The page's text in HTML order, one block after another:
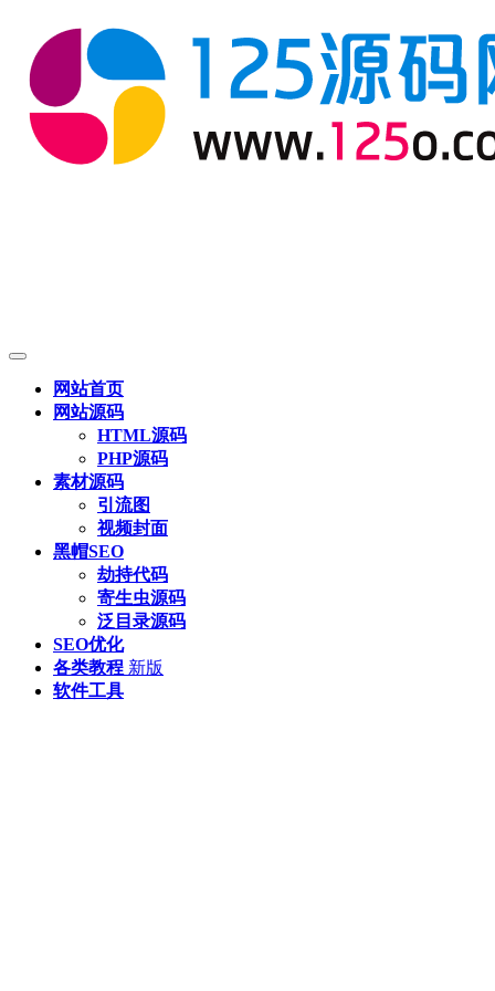
网站首页
网站源码
HTML源码
PHP源码
素材源码
引流图
视频封面
黑帽SEO
劫持代码
寄生虫源码
泛目录源码
SEO优化
各类教程 新版
软件工具